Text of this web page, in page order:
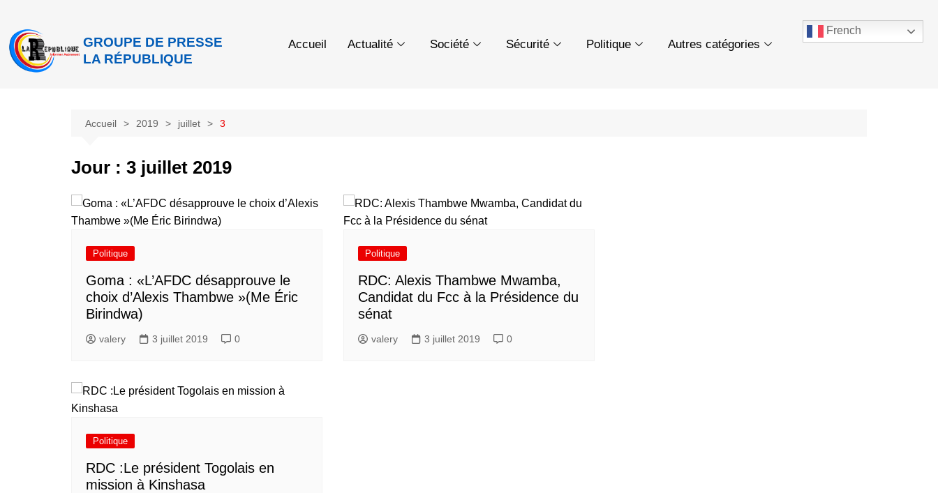
GROUPE DE PRESSE
LA RÉPUBLIQUE
Accueil Actualité Société Sécurité Politique Autres catégories
French
Accueil 2019 juillet 3
Jour : 3 juillet 2019
Politique
Goma : «L’AFDC désapprouve le
choix d’Alexis Thambwe »(Me Éric
Birindwa)
valery 3 juillet 2019 0
Politique
RDC: Alexis Thambwe Mwamba,
Candidat du Fcc à la Présidence du
sénat
valery 3 juillet 2019 0
Politique
RDC :Le président Togolais en
mission à Kinshasa